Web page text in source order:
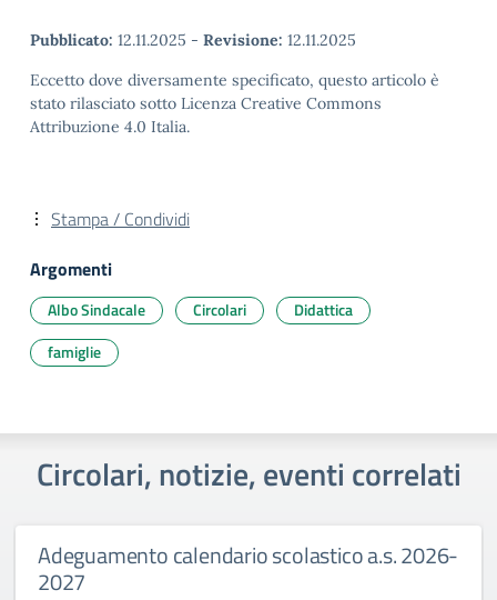
Pubblicato: 12.11.2025 - Revisione: 12.11.2025
Eccetto dove diversamente specificato, questo articolo è
stato rilasciato sotto Licenza Creative Commons
Attribuzione 4.0 Italia.
Stampa / Condividi
Argomenti
Albo Sindacale Circolari
Didattica
famiglie
Circolari, notizie, eventi correlati
Adeguamento calendario scolastico a.s. 2026-
2027